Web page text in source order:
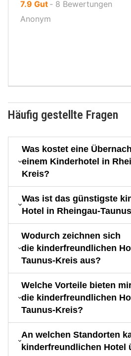
7.9 von
Gut ‐ 8 Bewertungen
Anonym
Häufig gestellte Fragen
Was kostet eine
einem Kinderhotel in
Kreis?
Was ist das günstigste
Hotel in Rheingau-
Wodurch zeichnen sich
die kinderfreundlichen
Taunus-Kreis aus?
Welche Vorteile bieten
die kinderfreundlichen
Taunus-Kreis?
An welchen Standorten
kinderfreundlichen Hotel